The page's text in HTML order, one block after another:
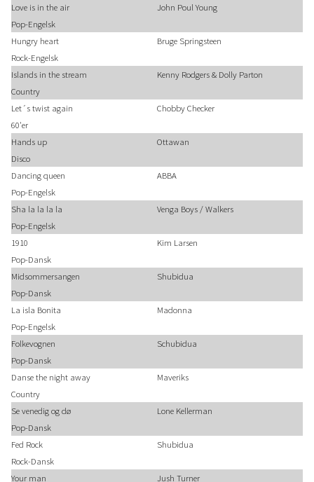
Love is in the air
John Poul Young
Pop-Engelsk
Hungry heart
Bruge Springsteen
Rock-Engelsk
Islands in the stream
Kenny Rodgers & Dolly Parton
Country
Let´s twist again
Chobby Checker
60'er
Hands up
Ottawan
Disco
Dancing queen
ABBA
Pop-Engelsk
Sha la la la la
Venga Boys / Walkers
Pop-Engelsk
1910
Kim Larsen
Pop-Dansk
Midsommersangen
Shubidua
Pop-Dansk
La isla Bonita
Madonna
Pop-Engelsk
Folkevognen
Schubidua
Pop-Dansk
Danse the night away
Maveriks
Country
Se venedig og dø
Lone Kellerman
Pop-Dansk
Fed Rock
Shubidua
Rock-Dansk
Your man
Jush Turner